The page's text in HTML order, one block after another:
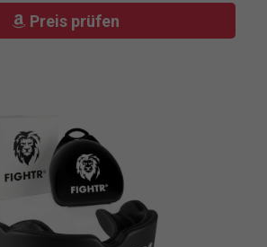
Preis prüfen